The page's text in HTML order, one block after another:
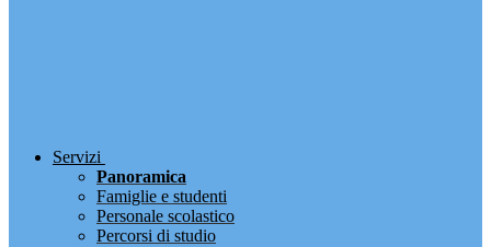
Servizi
Panoramica
Famiglie e studenti
Personale scolastico
Percorsi di studio